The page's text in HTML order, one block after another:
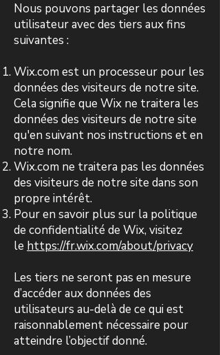
Nous pouvons partager les données
utilisateur avec des tiers aux fins
suivantes :
Wix.com est un processeur pour les
données des visiteurs de notre site.
Cela signifie que Wix ne traitera les
données des visiteurs de notre site
qu'en suivant nos instructions et en
notre nom.
Wix.com ne traitera pas les données
des visiteurs de notre site dans son
propre intérêt.
Pour en savoir plus sur la politique
de confidentialité de Wix, visitez
le https://fr.wix.com/about/privacy
Les tiers ne seront pas en mesure
d’accéder aux données des
utilisateurs au-delà de ce qui est
raisonnablement nécessaire pour
atteindre l’objectif donné.